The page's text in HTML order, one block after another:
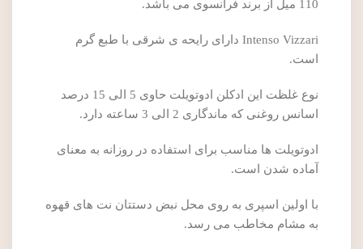
110 میل از برند فرانسوی می باشد.
Intenso Vizzari دارای رایحه ی شرقی با طبع گرم
است.
نوع غلظت این ادکلن ادوتویلت حاوی 5 الی 15 درصد
اسانس روغنی که ماندگاری 2 الی 3 ساعته دارد.
ادوتویلت ها مناسب برای استفاده در روزانه به معنای
آماده شدن است.
با اولین اسپری به روی محل نبض دستتان نت های قهوه
به مشام مخاطب می رسد.